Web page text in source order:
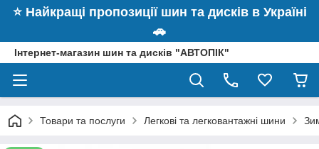
⭐️ Найкращі пропозиції шин та дисків в Україні
🚗
Інтернет-магазин шин та дисків "АВТОПІК"
Товари та послуги Легкові та легковантажні шини